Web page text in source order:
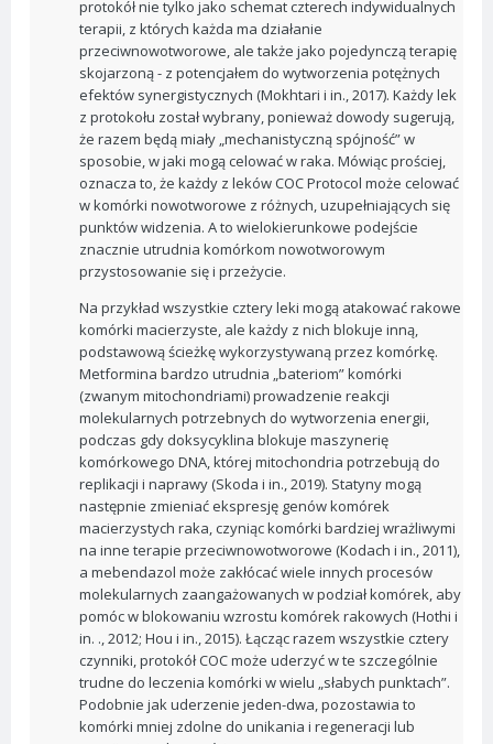
protokół nie tylko jako schemat czterech indywidualnych
terapii, z których każda ma działanie
przeciwnowotworowe, ale także jako pojedynczą terapię
skojarzoną - z potencjałem do wytworzenia potężnych
efektów synergistycznych (Mokhtari i in., 2017). Każdy lek
z protokołu został wybrany, ponieważ dowody sugerują,
że razem będą miały „mechanistyczną spójność” w
sposobie, w jaki mogą celować w raka. Mówiąc prościej,
oznacza to, że każdy z leków COC Protocol może celować
w komórki nowotworowe z różnych, uzupełniających się
punktów widzenia. A to wielokierunkowe podejście
znacznie utrudnia komórkom nowotworowym
przystosowanie się i przeżycie.
Na przykład wszystkie cztery leki mogą atakować rakowe
komórki macierzyste, ale każdy z nich blokuje inną,
podstawową ścieżkę wykorzystywaną przez komórkę.
Metformina bardzo utrudnia „bateriom” komórki
(zwanym mitochondriami) prowadzenie reakcji
molekularnych potrzebnych do wytworzenia energii,
podczas gdy doksycyklina blokuje maszynerię
komórkowego DNA, której mitochondria potrzebują do
replikacji i naprawy (Skoda i in., 2019). Statyny mogą
następnie zmieniać ekspresję genów komórek
macierzystych raka, czyniąc komórki bardziej wrażliwymi
na inne terapie przeciwnowotworowe (Kodach i in., 2011),
a mebendazol może zakłócać wiele innych procesów
molekularnych zaangażowanych w podział komórek, aby
pomóc w blokowaniu wzrostu komórek rakowych (Hothi i
in. ., 2012; Hou i in., 2015). Łącząc razem wszystkie cztery
czynniki, protokół COC może uderzyć w te szczególnie
trudne do leczenia komórki w wielu „słabych punktach”.
Podobnie jak uderzenie jeden-dwa, pozostawia to
komórki mniej zdolne do unikania i regeneracji lub